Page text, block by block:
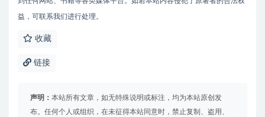
益，可联系我们进行处理。
收藏
链接
声明： 本站所有文章，如无特殊说明或标注，均为本站原创发
布。任何个人或组织，在未征得本站同意时，禁止复制、盗用、